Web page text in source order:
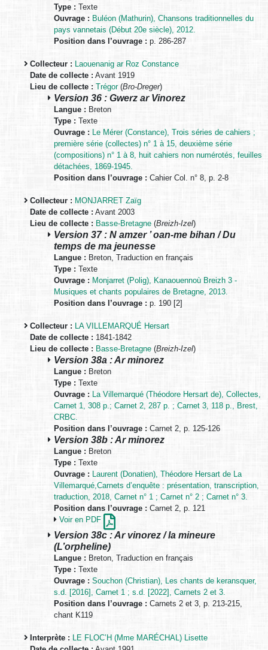
Type : Texte
Ouvrage : Buléon (Mathurin), Chansons traditionnelles du
pays vannetais (Début 20e siècle), 2012.
Position dans l’ouvrage : p. 286-287
Collecteur : Laouenanig ar Roz Constance
Date de collecte : Avant 1919
Lieu de collecte : Trégor(Bro-Dreger)
Version 36 : Gwerz ar Vinorez
Langue : Breton
Type : Texte
Ouvrage : Le Mérer (Constance), Trois séries de cahiers ;
première série (collectes) n° 1 à 15, deuxième série
(compositions) n° 1 à 8, huit cahiers non numérotés, feuilles
détachées, 1869-1945.
Position dans l’ouvrage : Cahier Col. n° 8, p. 2-8
Collecteur : MONJARRET Zaïg
Date de collecte : Avant 2003
Lieu de collecte : Basse-Bretagne (Breizh-Izel)
Version 37 : N amzer ’ oan-me bihan / Du
temps de ma jeunesse
Langue : Breton, Traduction en français
Type : Texte
Ouvrage : Monjarret (Polig), Kanaouennoù Breizh 3 -
Musiques et chants populaires de Bretagne, 2013.
Position dans l’ouvrage : p. 190 [2]
Collecteur : LA VILLEMARQUÉ Hersart
Date de collecte : 1841-1842
Lieu de collecte : Basse-Bretagne (Breizh-Izel)
Version 38a : Ar minorez
Langue : Breton
Type : Texte
Ouvrage : La Villemarqué (Théodore Hersart de), Collectes,
Carnet 1, 308 p.; Carnet 2, 287 p. ; Carnet 3, 118 p., Brest,
CRBC.
Position dans l’ouvrage : Carnet 2, p. 125-126
Version 38b : Ar minorez
Langue : Breton
Type : Texte
Ouvrage : Laurent (Donatien), Théodore Hersart de La
Villemarqué,Carnets d’enquête : présentation, transcription,
traduction, 2018, Carnet n° 1 ; Carnet n° 2 ; Carnet n° 3.
Position dans l’ouvrage : Carnet 2, p. 121
Voir en PDF
Version 38c : Ar vinorez / la mineure
(L’orpheline)
Langue : Breton, Traduction en français
Type : Texte
Ouvrage : Souchon (Christian), Les chants de keransquer,
s.d. [2016], Carnet 1 ; s.d. [2022], Carnets 2 et 3.
Position dans l’ouvrage : Carnets 2 et 3, p. 213-215,
chant K119
Interprète : LE FLOC’H (Mme MARÉCHAL) Lisette